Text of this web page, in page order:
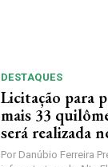
DESTAQUES
Licitação para
mais 33
será realizada
Por Danúbio Ferreira